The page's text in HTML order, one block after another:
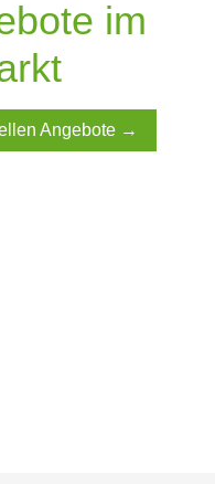
im
Angebote →